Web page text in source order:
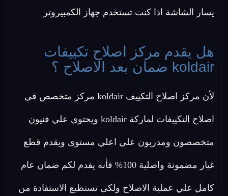
يسار الشاشة اذا كنت تستخدم جهاز الكمبيروتر
هل يقدم مركز اصلاح تكييفات
koldair ضمان بعد الاصلاح ؟
لأن مركز اصلاح التكييف koldair مركز متخصص في
اصلاح التكييفات لماركة koldair ويحتوى علي فنيون
متخصصون ومدربون علي اعلي مستوى ويقدم قطع
غيار مضمونة واصلية 100% فأنه يقدم لكم ضمان عام
كامل علي عملية الاصلاح ولكى تستطيع الاستفادة من